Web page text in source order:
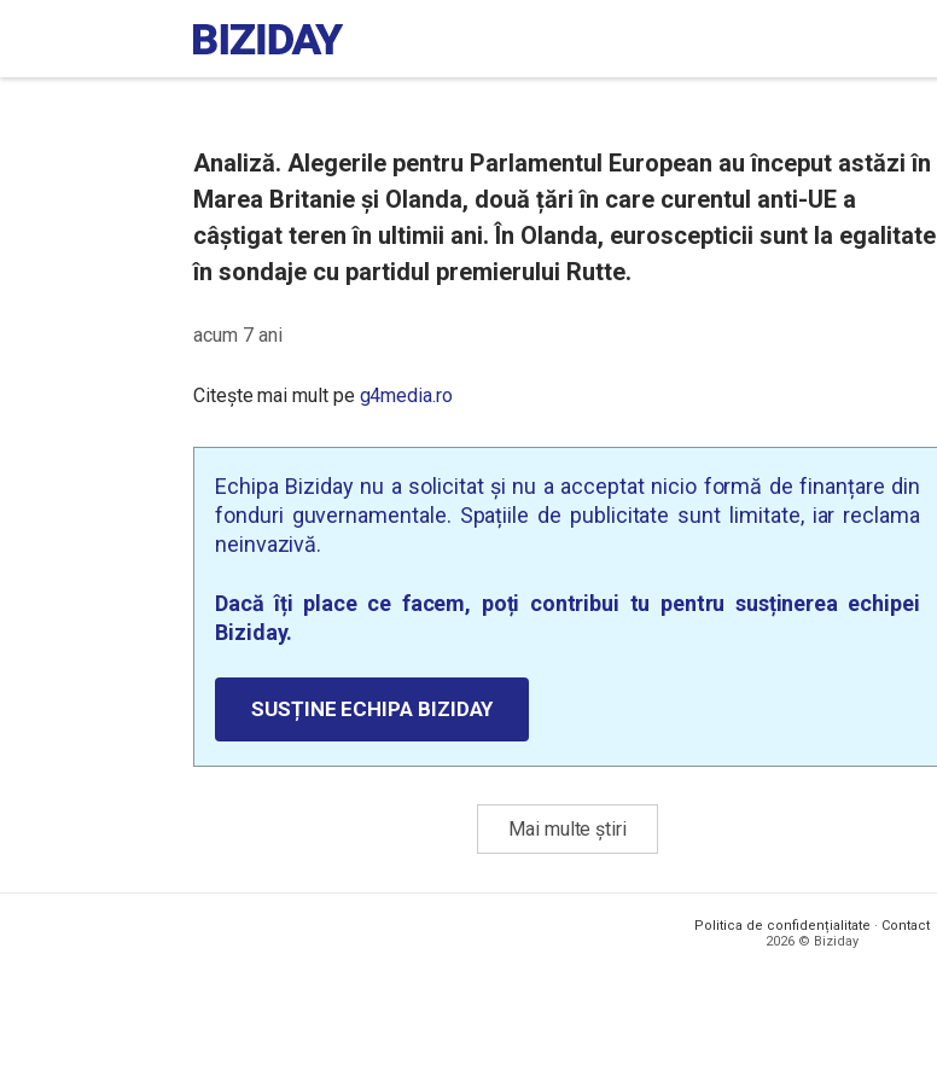
Analiză. Alegerile pentru Parlamentul European au început astăzi în
Marea Britanie și Olanda, două țări în care curentul anti-UE a
câștigat teren în ultimii ani. În Olanda, euroscepticii sunt la egalitate
în sondaje cu partidul premierului Rutte.
acum 7 ani
Citește mai mult pe g4media.ro
Echipa Biziday nu a solicitat și nu a acceptat nicio formă de finanțare din
fonduri guvernamentale. Spațiile de publicitate sunt limitate, iar reclama
neinvazivă.
Dacă îți place ce facem, poți contribui tu pentru susținerea echipei
Biziday.
SUSȚINE ECHIPA BIZIDAY
Mai multe știri
Politica de confidențialitate · Contact
2026 © Biziday